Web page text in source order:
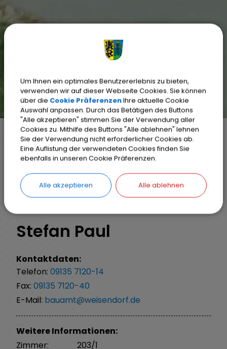
Markt Weisendorf Detail
ZURÜCK
Stefan Paul
Kontaktdaten:
Telefon: 09135 7120-14
Fax: 09135 7120-40
E-Mail: bauamt@weisendorf.de
Weitere Informationen:
Zimmer:
203/1
Um Ihnen ein optimales Benutzererlebnis zu bieten,
verwenden wir auf dieser Webseite Cookies. Sie können
über die Cookie PräferenzenIhre aktuelle Cookie
Auswahl anpassen. Durch das Betätigen des Buttons
"Alle akzeptieren" stimmen Sie der Verwendung aller
Cookies zu. Mithilfe des Buttons "Alle ablehnen" lehnen
Sie der Verwendung nicht erforderlicher Cookies ab.
Eine Auflistung der verwendeten Cookies finden Sie
ebenfalls in unseren Cookie Präferenzen.
Alle akzeptieren Alle ablehnen